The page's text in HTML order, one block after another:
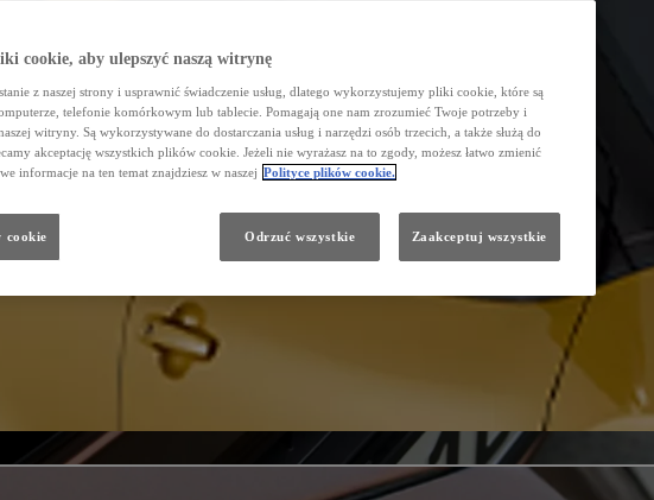
cookie, aby ulepszyć naszą witrynę
z naszej strony i usprawnić świadczenie usług, dlatego wykorzystujemy pliki cookie, które są
telefonie komórkowym lub tablecie. Pomagają one nam zrozumieć Twoje potrzeby i
witryny. Są wykorzystywane do dostarczania usług i narzędzi osób trzecich, a także służą do
akceptację wszystkich plików cookie. Jeżeli nie wyrażasz na to zgody, możesz łatwo zmienić
informacje na ten temat znajdziesz w naszej Polityce plików cookie.
Odrzuć wszystkie Zaakceptuj wszystkie
cookie